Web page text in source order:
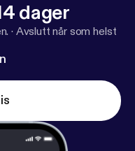
dager
· Avslutt når som helst